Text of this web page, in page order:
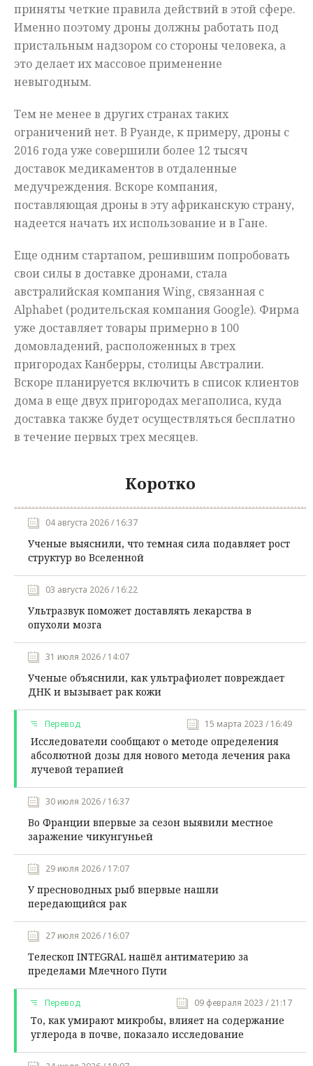
приняты четкие правила действий в этой сфере.
Именно поэтому дроны должны работать под
пристальным надзором со стороны человека, а
это делает их массовое применение
невыгодным.
Тем не менее в других странах таких
ограничений нет. В Руанде, к примеру, дроны с
2016 года уже совершили более 12 тысяч
доставок медикаментов в отдаленные
медучреждения. Вскоре компания,
поставляющая дроны в эту африканскую страну,
надеется начать их использование и в Гане.
Еще одним стартапом, решившим попробовать
свои силы в доставке дронами, стала
австралийская компания Wing, связанная c
Alphabet (родительская компания Google). Фирма
уже доставляет товары примерно в 100
домовладений, расположенных в трех
пригородах Канберры, столицы Австралии.
Вскоре планируется включить в список клиентов
дома в еще двух пригородах мегаполиса, куда
доставка также будет осуществляться бесплатно
в течение первых трех месяцев.
Коротко
04 августа 2026 / 16:37
Ученые выяснили, что темная сила подавляет рост
структур во Вселенной
03 августа 2026 / 16:22
Ультразвук поможет доставлять лекарства в
опухоли мозга
31 июля 2026 / 14:07
Ученые объяснили, как ультрафиолет повреждает
ДНК и вызывает рак кожи
Перевод 15 марта 2023 / 16:49
Исследователи сообщают о методе определения
абсолютной дозы для нового метода лечения рака
лучевой терапией
30 июля 2026 / 16:37
Во Франции впервые за сезон выявили местное
заражение чикунгуньей
29 июля 2026 / 17:07
У пресноводных рыб впервые нашли
передающийся рак
27 июля 2026 / 16:07
Телескоп INTEGRAL нашёл антиматерию за
пределами Млечного Пути
Перевод 09 февраля 2023 / 21:17
То, как умирают микробы, влияет на содержание
углерода в почве, показало исследование